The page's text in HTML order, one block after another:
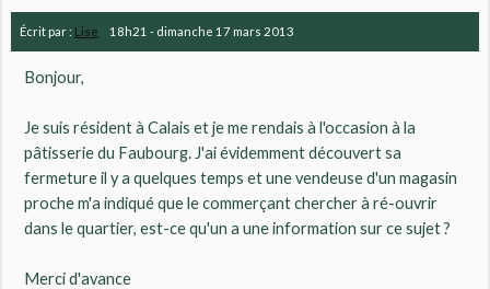
Écrit par : Lise 18h21 - dimanche 17 mars 2013
Bonjour,
Je suis résident à Calais et je me rendais à l'occasion à la
pâtisserie du Faubourg. J'ai évidemment découvert sa
fermeture il y a quelques temps et une vendeuse d'un magasin
proche m'a indiqué que le commerçant chercher à ré-ouvrir
dans le quartier, est-ce qu'un a une information sur ce sujet ?
Merci d'avance